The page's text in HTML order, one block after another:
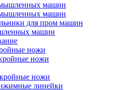
машин
машин
для пром машин
машин
ножи
ножи
ножи
линейки